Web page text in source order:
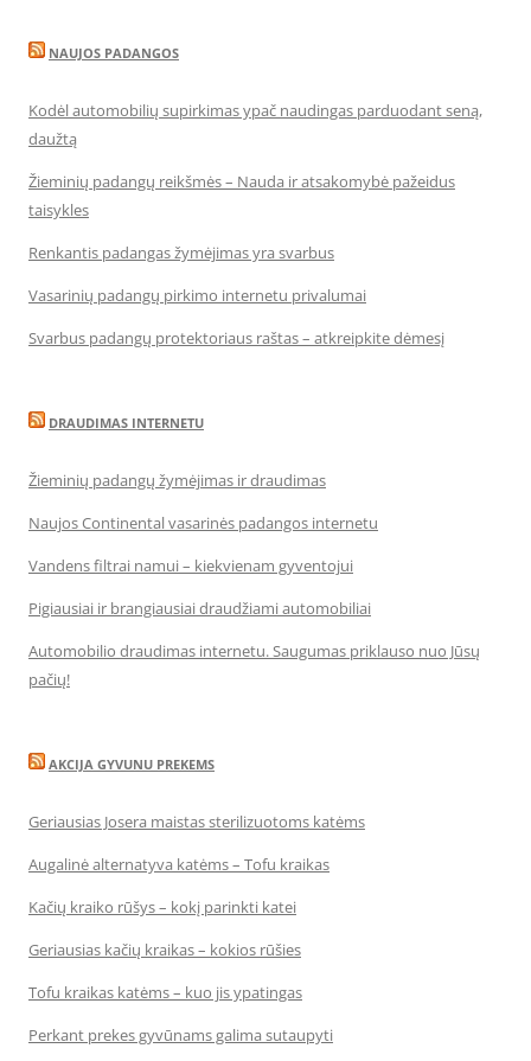
NAUJOS PADANGOS
Kodėl automobilių supirkimas ypač naudingas parduodant seną,
daužtą
Žieminių padangų reikšmės – Nauda ir atsakomybė pažeidus
taisykles
Renkantis padangas žymėjimas yra svarbus
Vasarinių padangų pirkimo internetu privalumai
Svarbus padangų protektoriaus raštas – atkreipkite dėmesį
DRAUDIMAS INTERNETU
Žieminių padangų žymėjimas ir draudimas
Naujos Continental vasarinės padangos internetu
Vandens filtrai namui – kiekvienam gyventojui
Pigiausiai ir brangiausiai draudžiami automobiliai
Automobilio draudimas internetu. Saugumas priklauso nuo Jūsų
pačių!
AKCIJA GYVUNU PREKEMS
Geriausias Josera maistas sterilizuotoms katėms
Augalinė alternatyva katėms – Tofu kraikas
Kačių kraiko rūšys – kokį parinkti katei
Geriausias kačių kraikas – kokios rūšies
Tofu kraikas katėms – kuo jis ypatingas
Perkant prekes gyvūnams galima sutaupyti